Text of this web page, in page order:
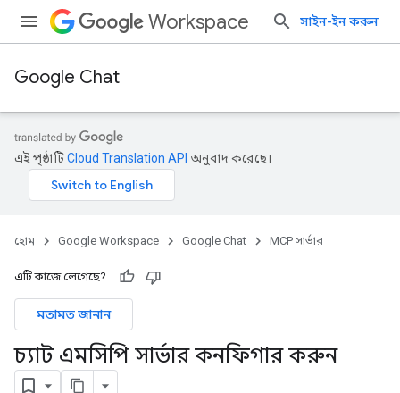
Workspace সাইন-ইন করুন
Google Chat
এই পৃষ্ঠাটিCloud Translation API অনুবাদ করেছে।
হোম Google Workspace Google Chat MCP সার্ভার
এটি কাজে লেগেছে?
মতামত জানান
চ্যাট এমসিপি সার্ভার কনফিগার করুন